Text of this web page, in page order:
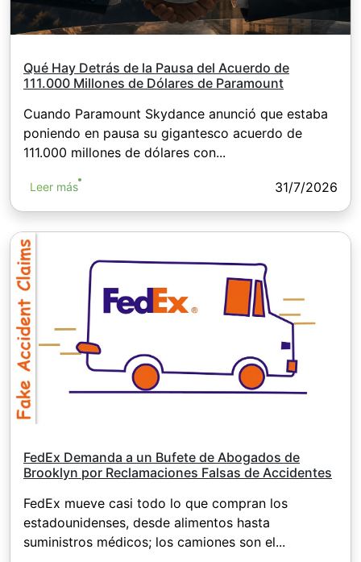
Qué Hay Detrás de la Pausa del Acuerdo de
111.000 Millones de Dólares de Paramount
Cuando Paramount Skydance anunció que estaba
poniendo en pausa su gigantesco acuerdo de
111.000 millones de dólares con...
Leer más 31/7/2026
FedEx Demanda a un Bufete de Abogados de
Brooklyn por Reclamaciones Falsas de Accidentes
FedEx mueve casi todo lo que compran los
estadounidenses, desde alimentos hasta
suministros médicos; los camiones son el...